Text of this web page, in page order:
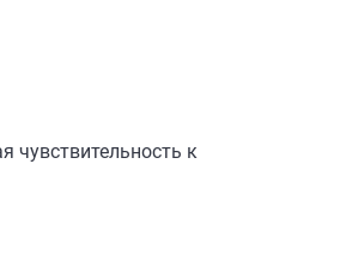
чувствительность к